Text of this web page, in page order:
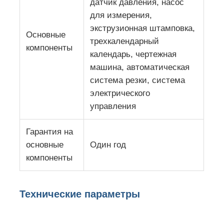
Календерный ролик
Основные
компоненты
датчик давления, насос
для измерения,
экструзионная штамповка,
трехкалендарный
календарь, чертежная
машина, автоматическая
система резки, система
электрического
управления
Гарантия на
основные
компоненты
Один год
Технические параметры